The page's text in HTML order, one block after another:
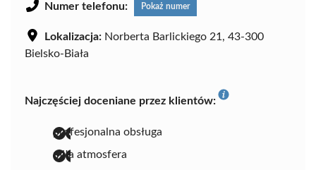
Numer telefonu: Pokaż numer
Lokalizacja: Norberta Barlickiego 21, 43-300
Bielsko-Biała
Najczęściej doceniane przez klientów:
profesjonalna obsługa
miła atmosfera